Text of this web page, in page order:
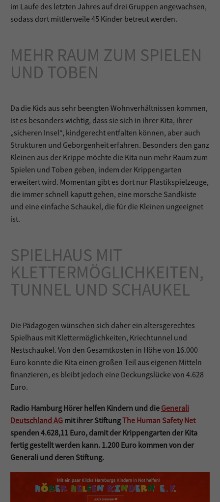
im Laufe des letzten Jahres auf drei Gruppen angewachsen,
sodass dort mittlerweile 45 Kinder betreut werden.
MEHR RAUM ZUM SPIELEN
UND TOBEN
Da die Kids aus sehr beengten Wohnverhältnissen kommen,
ist es besonders wichtig, dass sie sich in ihrer Kita, ihrer
„sicheren Insel“, kindgerecht entfalten können, aber auch
Strukturen und Geborgenheit erfahren. Besonders den ganz
Kleinen aus der Krippe möchte die Kita nun mehr Raum zum
Spielen und Toben geben, indem der Krippengarten
erweitert wird. Momentan gibt es dort nur Plastikspielzeuge,
die immer schnell kaputt gehen, eine morsche Sandkiste
und eine einfache Schaukel, die für die Kleinen ungeeignet
ist.
SPIELHAUS MIT
KLETTERMÖGLICHKEITEN,
TUNNEL UND SCHAUKEL
Die Pädagogen wünschen sich daher ein altersgerechtes
Spielhaus mit Klettermöglichkeiten, Kriechtunnel und
Nestschaukel. Von den Gesamtkosten in Höhe von 16.000
Euro konnte die Kita einen großen Teil aus eigenen Mitteln
finanzieren, es bleibt jedoch eine Deckungslücke von 4.628
Euro.
Radio Hamburg Hörer helfen Kindern und die Generali
Deutschland AG mit ihrer StiftungThe Human Safety Net
spenden 4.628,11 Euro, damit der Krippengarten der Kita
fertig gestellt werden kann. 1.200 Euro kommen von der
Generali und deren Stiftung.